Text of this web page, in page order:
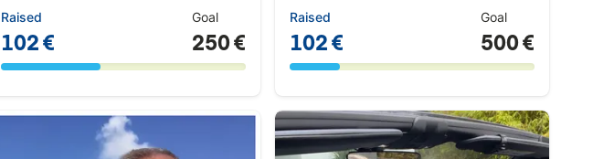
Raised
102 €
Goal
250 €
Raised
102 €
Goal
500 €